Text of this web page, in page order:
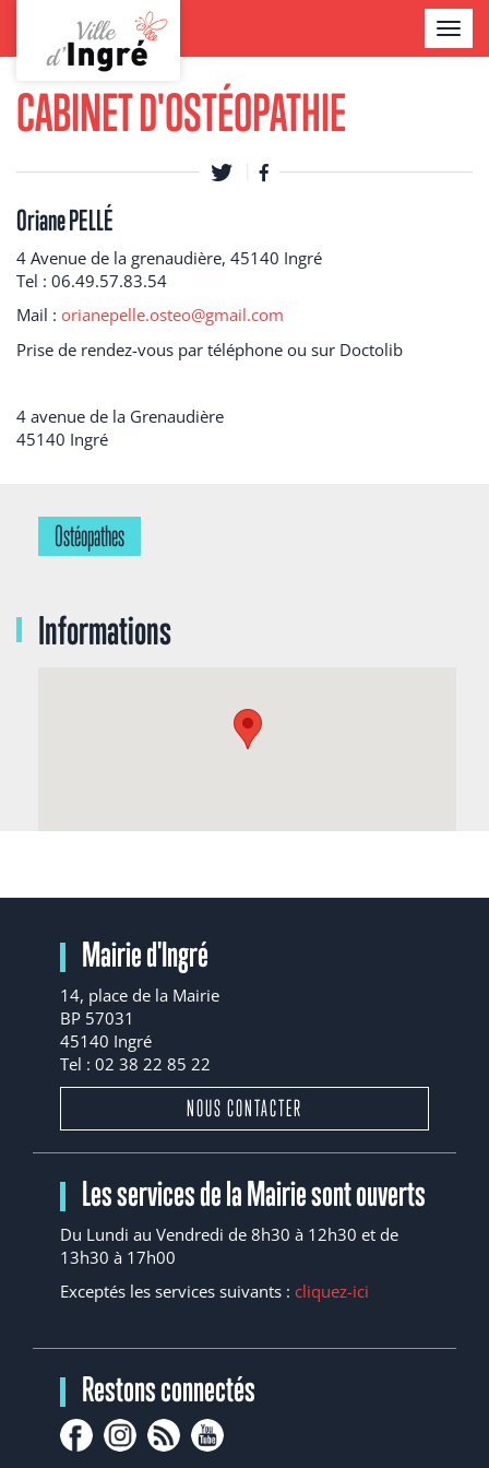
contenu
Contenu
CABINET D'OSTÉOPATHIE
Oriane PELLÉ
4 Avenue de la grenaudière, 45140 Ingré
Tel : 06.49.57.83.54
Mail : orianepelle.osteo@gmail.com
Prise de rendez-vous par téléphone ou sur Doctolib
4 avenue de la Grenaudière
45140 Ingré
Ostéopathes
Informations
Mairie d'Ingré
14, place de la Mairie
BP 57031
45140 Ingré
Tel : 02 38 22 85 22
NOUS CONTACTER
Les services de la Mairie sont ouverts
Du Lundi au Vendredi de 8h30 à 12h30 et de
13h30 à 17h00
Exceptés les services suivants : cliquez-ici
Restons connectés